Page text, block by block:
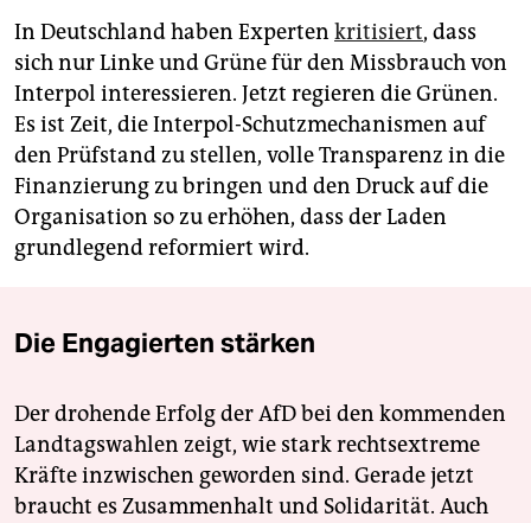
In Deutschland haben Experten kritisiert, dass
sich nur Linke und Grüne für den Missbrauch von
Interpol interessieren. Jetzt regieren die Grünen.
Es ist Zeit, die Interpol-Schutzmechanismen auf
den Prüfstand zu stellen, volle Transparenz in die
Finanzierung zu bringen und den Druck auf die
Organisation so zu erhöhen, dass der Laden
grundlegend reformiert wird.
Die Engagierten stärken
Der drohende Erfolg der AfD bei den kommenden
Landtagswahlen zeigt, wie stark rechtsextreme
Kräfte inzwischen geworden sind. Gerade jetzt
braucht es Zusammenhalt und Solidarität. Auch